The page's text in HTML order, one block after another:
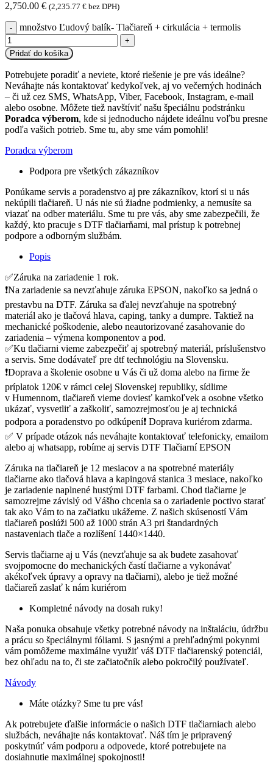
2,750.00 € (2,235.77 € bez DPH)
množstvo Ľudový balík- Tlačiareň + cirkulácia + termolis
Pridať do košíka
Potrebujete poradiť a neviete, ktoré riešenie je pre vás ideálne?
Neváhajte nás kontaktovať kedykoľvek, aj vo večerných hodinách
– či už cez SMS, WhatsApp, Viber, Facebook, Instagram, e-mail
alebo osobne. Môžete tiež navštíviť našu špeciálnu podstránku
Poradca výberom, kde si jednoducho nájdete ideálnu voľbu presne
podľa vašich potrieb. Sme tu, aby sme vám pomohli!
Poradca výberom
Podpora pre všetkých zákazníkov
Ponúkame servis a poradenstvo aj pre zákazníkov, ktorí si u nás
nekúpili tlačiareň. U nás nie sú žiadne podmienky, a nemusíte sa
viazať na odber materiálu. Sme tu pre vás, aby sme zabezpečili, že
každý, kto pracuje s DTF tlačiarňami, mal prístup k potrebnej
podpore a odborným službám.
Popis
✅Záruka na zariadenie 1 rok.
❗Na zariadenie sa nevzťahuje záruka EPSON, nakoľko sa jedná o
prestavbu na DTF. Záruka sa ďalej nevzťahuje na spotrebný
materiál ako je tlačová hlava, caping, tanky a dumpre. Taktiež na
mechanické poškodenie, alebo neautorizované zasahovanie do
zariadenia – výmena komponentov a pod.
✅Ku tlačiarni vieme zabezpečiť aj spotrebný materiál, príslušenstvo
a servis. Sme dodávateľ pre dtf technológiu na Slovensku.
❗Doprava a školenie osobne u Vás či už doma alebo na firme že
príplatok 120€ v rámci celej Slovenskej republiky, sídlime
v Humennom, tlačiareň vieme doviesť kamkoľvek a osobne všetko
ukázať, vysvetliť a zaškoliť, samozrejmosťou je aj technická
podpora a poradenstvo po odkúpení❗ Doprava kuriérom zdarma.
✅ V prípade otázok nás neváhajte kontaktovať telefonicky, emailom
alebo aj whatsapp, robíme aj servis DTF Tlačiarní EPSON
Záruka na tlačiareň je 12 mesiacov a na spotrebné materiály
tlačiarne ako tlačová hlava a kapingová stanica 3 mesiace, nakoľko
je zariadenie naplnené hustými DTF farbami. Chod tlačiarne je
samozrejme závislý od Vášho chcenia sa o zariadenie poctivo starať
tak ako Vám to na začiatku ukážeme. Z našich skúseností Vám
tlačiareň poslúži 500 až 1000 strán A3 pri štandardných
nastaveniach tlače a rozlíšení 1440×1440.
Servis tlačiarne aj u Vás (nevzťahuje sa ak budete zasahovať
svojpomocne do mechanických častí tlačiarne a vykonávať
akékoľvek úpravy a opravy na tlačiarni), alebo je tiež možné
tlačiareň zaslať k nám kuriérom
Kompletné návody na dosah ruky!
Naša ponuka obsahuje všetky potrebné návody na inštaláciu, údržbu
a prácu so špeciálnymi fóliami. S jasnými a prehľadnými pokynmi
vám pomôžeme maximálne využiť váš DTF tlačiarenský potenciál,
bez ohľadu na to, či ste začiatočník alebo pokročilý používateľ.
Návody
Máte otázky? Sme tu pre vás!
Ak potrebujete ďalšie informácie o našich DTF tlačiarniach alebo
službách, neváhajte nás kontaktovať. Náš tím je pripravený
poskytnúť vám podporu a odpovede, ktoré potrebujete na
dosiahnutie maximálnej spokojnosti!